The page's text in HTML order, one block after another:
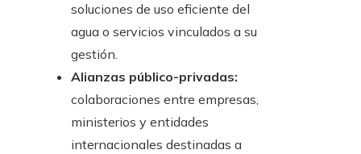
soluciones de uso eficiente del
agua o servicios vinculados a su
gestión.
Alianzas público-privadas:
colaboraciones entre empresas,
ministerios y entidades
internacionales destinadas a